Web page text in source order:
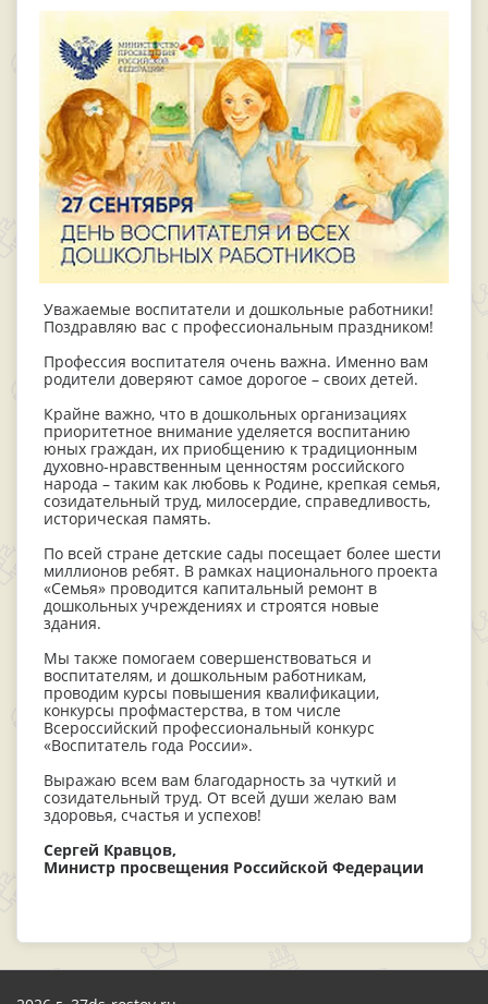
Уважаемые воспитатели и дошкольные работники!
Поздравляю вас с профессиональным праздником!
Профессия воспитателя очень важна. Именно вам
родители доверяют самое дорогое – своих детей.
Крайне важно, что в дошкольных организациях
приоритетное внимание уделяется воспитанию
юных граждан, их приобщению к традиционным
духовно-нравственным ценностям российского
народа – таким как любовь к Родине, крепкая семья,
созидательный труд, милосердие, справедливость,
историческая память.
По всей стране детские сады посещает более шести
миллионов ребят. В рамках национального проекта
«Семья» проводится капитальный ремонт в
дошкольных учреждениях и строятся новые
здания.
Мы также помогаем совершенствоваться и
воспитателям, и дошкольным работникам,
проводим курсы повышения квалификации,
конкурсы профмастерства, в том числе
Всероссийский профессиональный конкурс
«Воспитатель года России».
Выражаю всем вам благодарность за чуткий и
созидательный труд. От всей души желаю вам
здоровья, счастья и успехов!
Сергей Кравцов,
Министр просвещения Российской Федерации